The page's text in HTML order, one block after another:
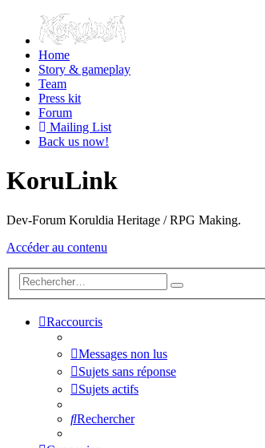
Home
Story & gameplay
Team
Press kit
Forum
Mailing List
Back us now!
KoruLink
Dev-Forum Koruldia Heritage / RPG Making.
Accéder au contenu
Raccourcis
Messages non lus
Sujets sans réponse
Sujets actifs
Rechercher